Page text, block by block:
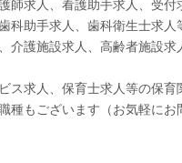
師求人、看護助手求人、受
科助手求人、歯科衛生士求人
介護施設求人、高齢者施設
ス求人、保育士求人等の保育
もございます（お気軽にお